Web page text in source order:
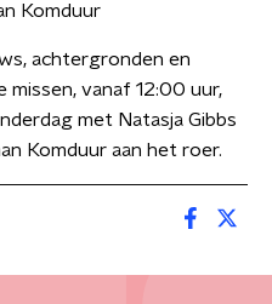
Komduur
achtergronden en
vanaf 12:00 uur,
met Natasja Gibbs
Komduur aan het roer.